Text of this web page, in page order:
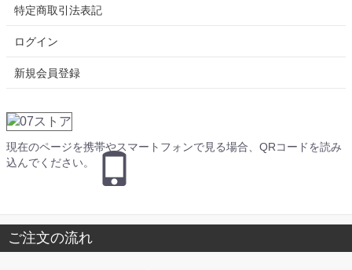
特定商取引法表記
ログイン
新規会員登録
現在のページを携帯やスマートフォンで見る場合、QRコードを読み
込んでください。
ご注文の流れ